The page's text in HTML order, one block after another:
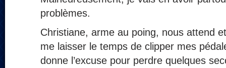
problèmes.
Christiane, arme au poing, nous attend
me laisser le temps de clipper mes
donne l’excuse pour perdre quelques